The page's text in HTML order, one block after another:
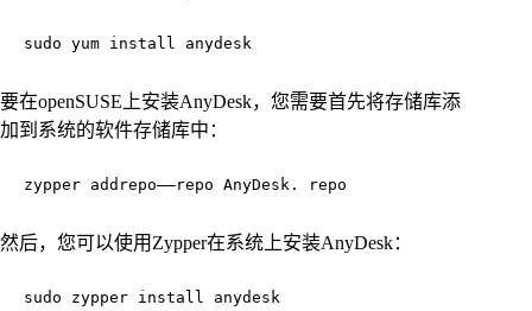
sudo yum install anydesk
要在openSUSE上安装AnyDesk，您需要首先将存储库添
加到系统的软件存储库中：
zypper addrepo——repo AnyDesk. repo
然后，您可以使用Zypper在系统上安装AnyDesk：
sudo zypper install anydesk